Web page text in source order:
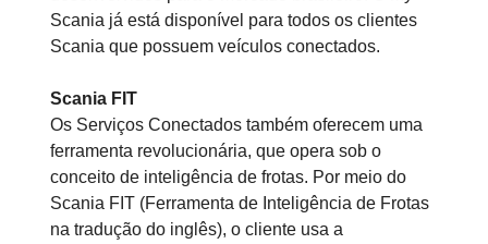
Scania já está disponível para todos os clientes
Scania que possuem veículos conectados.
Scania FIT
Os Serviços Conectados também oferecem uma
ferramenta revolucionária, que opera sob o
conceito de inteligência de frotas. Por meio do
Scania FIT (Ferramenta de Inteligência de Frotas
na tradução do inglês), o cliente usa a